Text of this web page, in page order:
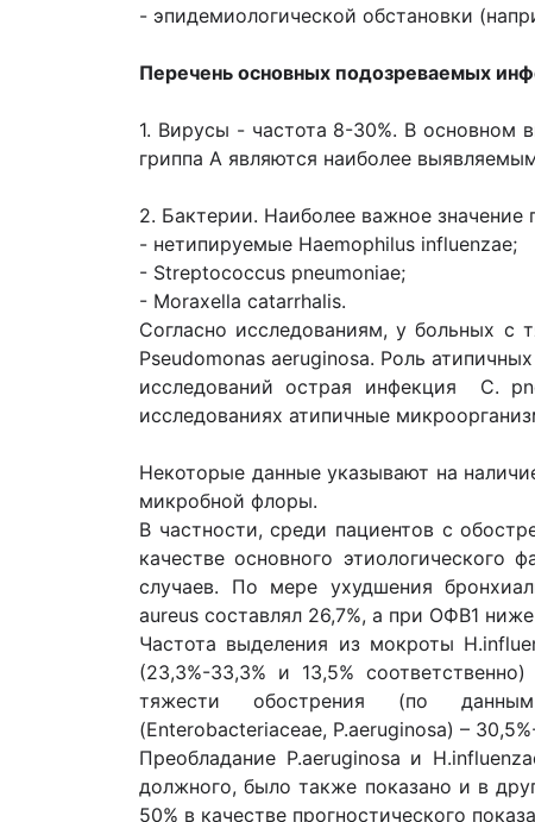
- эпидемиологической обстановки
Перечень основных подозреваемых
1. Вирусы - частота 8-30%. В основном
гриппа А являются наиболее
2. Бактерии. Наиболее важное
- нетипируемые Haemophilus influenzae;
- Streptococcus pneumoniae;
- Moraxella catarrhalis.
Согласно исследованиям, у больных с
Pseudomonas aeruginosa. Роль
исследований острая инфекция C.
исследованиях атипичные
Некоторые данные указывают на
микробной флоры.
В частности, среди пациентов с
качестве основного этиологического
случаев. По мере ухудшения
aureus составлял 26,7%, а при ОФВ1
Частота выделения из мокроты
(23,3%-33,3% и 13,5%
тяжести обострения (по данным
(Enterobacteriaceae, P.aeruginosa) –
Преобладание P.aeruginosa и
должного, было также показано и в
50% в качестве прогностического